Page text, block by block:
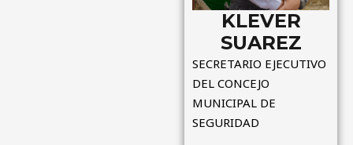
KLEVER
SUAREZ
SECRETARIO EJECUTIVO
DEL CONCEJO
MUNICIPAL DE
SEGURIDAD